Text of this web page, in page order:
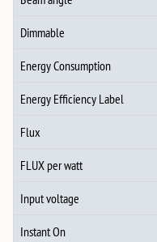
Dimmable
Energy Consumption
Energy Efficiency Label
Flux
FLUX per watt
Input voltage
Instant On